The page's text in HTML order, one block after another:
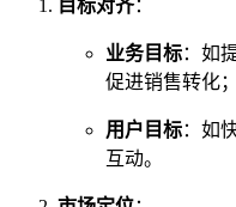
目标对齐：
业务目标：如
促进销售转化；
用户目标：如
互动。